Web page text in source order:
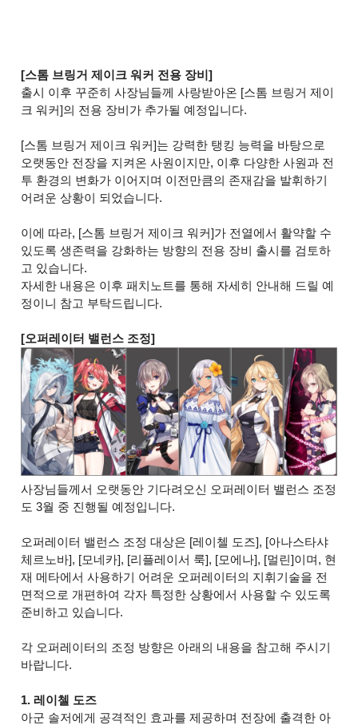
[스톰 브링거 제이크 워커 전용 장비]
출시 이후 꾸준히 사장님들께 사랑받아온 [스톰 브링거 제이
크 워커]의 전용 장비가 추가될 예정입니다.
[스톰 브링거 제이크 워커]는 강력한 탱킹 능력을 바탕으로
오랫동안 전장을 지켜온 사원이지만, 이후 다양한 사원과 전
투 환경의 변화가 이어지며 이전만큼의 존재감을 발휘하기
어려운 상황이 되었습니다.
이에 따라, [스톰 브링거 제이크 워커]가 전열에서 활약할 수
있도록 생존력을 강화하는 방향의 전용 장비 출시를 검토하
고 있습니다.
자세한 내용은 이후 패치노트를 통해 자세히 안내해 드릴 예
정이니 참고 부탁드립니다.
[오퍼레이터 밸런스 조정]
사장님들께서 오랫동안 기다려오신 오퍼레이터 밸런스 조정
도 3월 중 진행될 예정입니다.
오퍼레이터 밸런스 조정 대상은 [레이첼 도즈], [아나스타샤
체르노바], [모네카], [리플레이서 룩], [모에나], [멀린]이며, 현
재 메타에서 사용하기 어려운 오퍼레이터의 지휘기술을 전
면적으로 개편하여 각자 특정한 상황에서 사용할 수 있도록
준비하고 있습니다.
각 오퍼레이터의 조정 방향은 아래의 내용을 참고해 주시기
바랍니다.
1. 레이첼 도즈
아군 솔저에게 공격적인 효과를 제공하며 전장에 출격한 아